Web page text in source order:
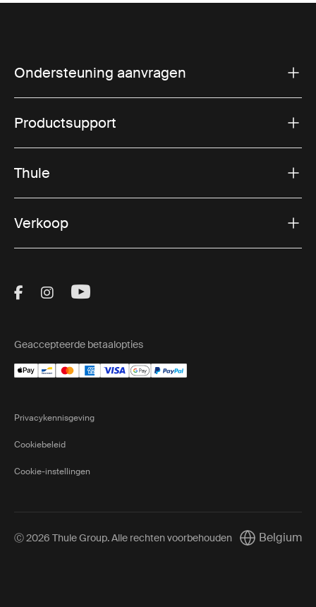
Ondersteuning aanvragen
Productsupport
Thule
Verkoop
Visit Thule on Facebook (external link)
Visit Thule on Instagram (external link)
Visit Thule on Youtube (external
Geaccepteerde betaalopties
Privacykennisgeving
Cookiebeleid
Cookie-instellingen
Ⓒ 2026 Thule Group. Alle rechten voorbehouden CurrentBelgium